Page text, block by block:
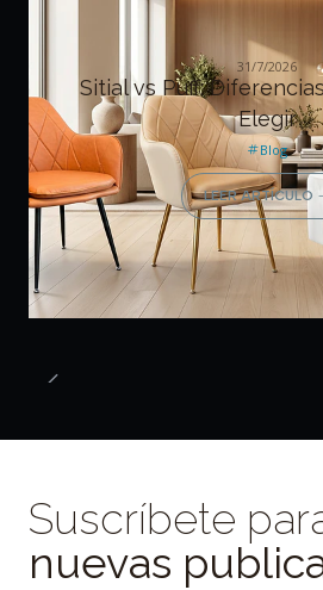
31/7/2026
Sitial vs Puff:
Elegir
Blog
LEER ARTÍCULO
Suscríbete
nuevas